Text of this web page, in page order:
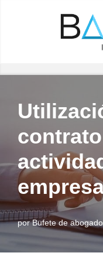
porBufete de